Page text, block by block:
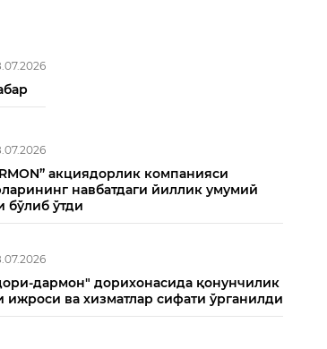
акциядорлик компанияси
навбатдаги йиллик умумий
бўлиб ўтди
дармон" дорихонасида қонунчилик
ижроси ва хизматлар сифати ўрганилди